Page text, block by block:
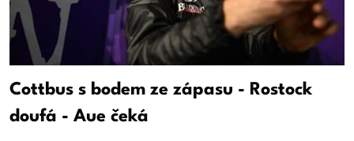
Cottbus s bodem ze zápasu - Rostock
doufá - Aue čeká